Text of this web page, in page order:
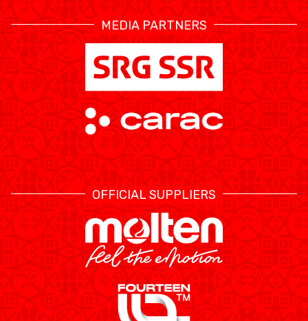
MEDIA PARTNERS
OFFICIAL SUPPLIERS